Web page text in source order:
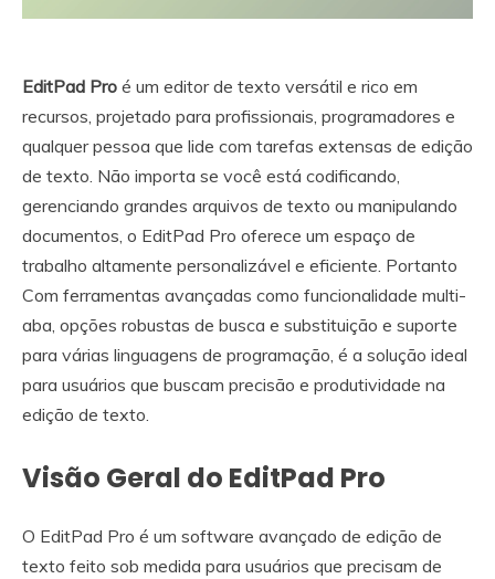
EditPad Pro é um editor de texto versátil e rico em
recursos, projetado para profissionais, programadores e
qualquer pessoa que lide com tarefas extensas de edição
de texto. Não importa se você está codificando,
gerenciando grandes arquivos de texto ou manipulando
documentos, o EditPad Pro oferece um espaço de
trabalho altamente personalizável e eficiente. Portanto
Com ferramentas avançadas como funcionalidade multi-
aba, opções robustas de busca e substituição e suporte
para várias linguagens de programação, é a solução ideal
para usuários que buscam precisão e produtividade na
edição de texto.
Visão Geral do EditPad Pro
O EditPad Pro é um software avançado de edição de
texto feito sob medida para usuários que precisam de